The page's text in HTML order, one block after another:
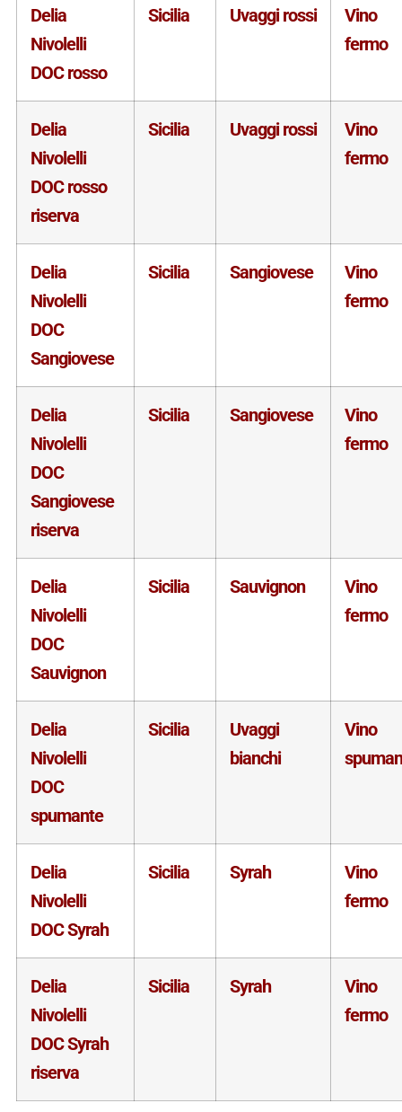
Delia
Nivolelli
DOC rosso
Sicilia Uvaggi rossi
Vino
fermo
Delia
Nivolelli
DOC rosso
riserva
Sicilia Uvaggi rossi
Vino
fermo
Delia
Nivolelli
DOC
Sangiovese
Sicilia Sangiovese
Vino
fermo
Delia
Nivolelli
DOC
Sangiovese
riserva
Sicilia Sangiovese
Vino
fermo
Delia
Nivolelli
DOC
Sauvignon
Sicilia Sauvignon
Vino
fermo
Delia
Nivolelli
DOC
spumante
Sicilia
Uvaggi
bianchi
Vino
Delia
Nivolelli
DOC Syrah
Sicilia Syrah
Vino
fermo
Delia
Nivolelli
DOC Syrah
riserva
Sicilia Syrah
Vino
fermo